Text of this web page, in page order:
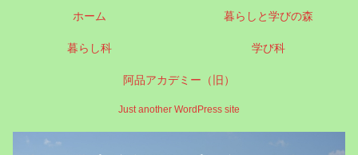
Just another WordPress site
ホーム 暮らしと学びの森
暮らし科 学び科
阿品アカデミー（旧）